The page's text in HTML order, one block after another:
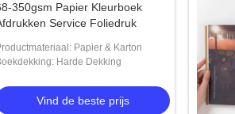
350gsm Papier Kleurboek
Service Foliedruk
Papier & Karton
Harde Dekking
Vind de beste prijs